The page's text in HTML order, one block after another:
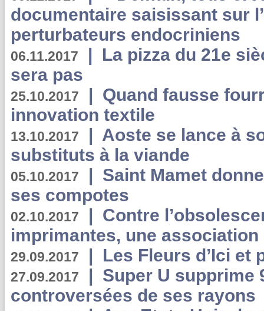
documentaire saisissant sur
perturbateurs endocriniens
06.11.2017 | La pizza du 21e
sera pas
25.10.2017 | Quand fausse
innovation textile
13.10.2017 | Aoste se lance à
substituts à la viande
05.10.2017 | Saint Mamet
ses compotes
02.10.2017 | Contre
imprimantes, une
29.09.2017 | Les Fleurs d’Ici et
27.09.2017 | Super U supprime
controversées de ses rayons